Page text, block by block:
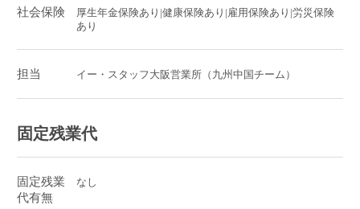
社会保険
厚生年金保険あり|健康保険あり|雇用保険あり|労災保険
あり
担当 イー・スタッフ大阪営業所（九州中国チーム）
固定残業代
固定残業
代有無
なし